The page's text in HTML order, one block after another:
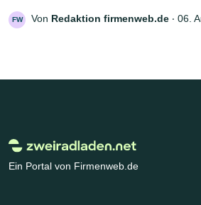
FW Von Redaktion firmenweb.de ‧ 06.
Ein Portal von Firmenweb.de